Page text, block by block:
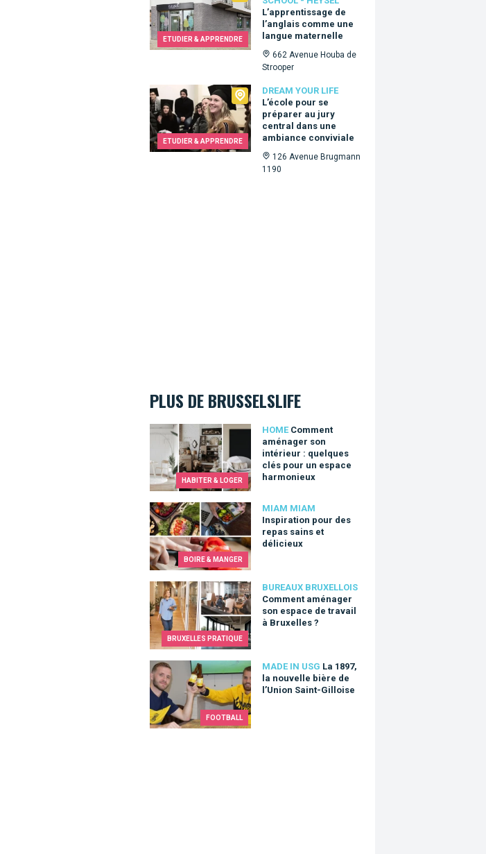
ETUDIER & APPRENDRE
L’apprentissage de
l’anglais comme une
langue maternelle
662 Avenue Houba de
Strooper
ETUDIER & APPRENDRE
DREAM YOUR LIFE
L’école pour se
préparer au jury
central dans une
ambiance conviviale
126 Avenue Brugmann
1190
Dream Your Life
PLUS DE BRUSSELSLIFE
HABITER & LOGER
HOME Comment
aménager son
intérieur : quelques
clés pour un espace
harmonieux
Comment aménager son intérieur : quelques clés pour un espace
BOIRE & MANGER
MIAM MIAM
Inspiration pour des
repas sains et
délicieux
Inspiration pour des repas sains et délicieux
BRUXELLES PRATIQUE
BUREAUX BRUXELLOIS
Comment aménager
son espace de travail
à Bruxelles ?
Comment aménager son espace de travail à Bruxelles ?
FOOTBALL
MADE IN USG La 1897,
la nouvelle bière de
l’Union Saint-Gilloise
La 1897, la nouvelle bière de l’Union Saint-Gilloise